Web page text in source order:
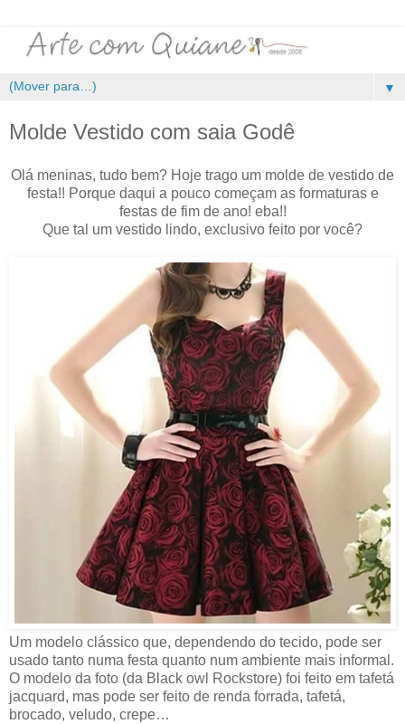
▼
Molde Vestido com saia Godê
Olá meninas, tudo bem? Hoje trago um molde de vestido de
festa!! Porque daqui a pouco começam as formaturas e
festas de fim de ano! eba!!
Que tal um vestido lindo, exclusivo feito por você?
Um modelo clássico que, dependendo do tecido, pode ser
usado tanto numa festa quanto num ambiente mais informal.
O modelo da foto (da Black owl Rockstore) foi feito em tafetá
jacquard, mas pode ser feito de renda forrada, tafetá,
brocado, veludo, crepe…